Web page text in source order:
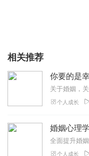
相关推荐
个人成长
全面提升婚
个人成长